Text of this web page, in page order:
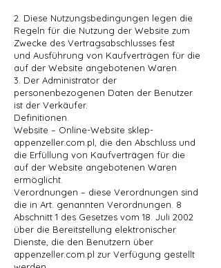
2. Diese Nutzungsbedingungen legen die
Regeln für die Nutzung der Website zum
Zwecke des Vertragsabschlusses fest
und Ausführung von Kaufverträgen für die
auf der Website angebotenen Waren.
3. Der Administrator der
personenbezogenen Daten der Benutzer
ist der Verkäufer.
Definitionen.
Website – Online-Website sklep-
appenzeller.com.pl, die den Abschluss und
die Erfüllung von Kaufverträgen für die
auf der Website angebotenen Waren
ermöglicht.
Verordnungen – diese Verordnungen sind
die in Art. genannten Verordnungen. 8
Abschnitt 1 des Gesetzes vom 18. Juli 2002
über die Bereitstellung elektronischer
Dienste, die den Benutzern über
appenzeller.com.pl zur Verfügung gestellt